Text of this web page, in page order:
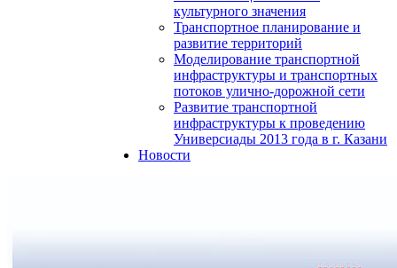
культурного значения
Транспортное планирование и
развитие территорий
Моделирование транспортной
инфраструктуры и транспортных
потоков улично-дорожной сети
Развитие транспортной
инфраструктуры к проведению
Универсиады 2013 года в г. Казани
Новости